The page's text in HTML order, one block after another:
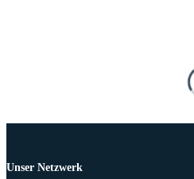
Unser Netzwerk